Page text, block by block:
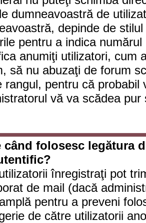
dumneavoastră de
depinde de
pentru a indica
anumiţi utilizatori, cum
să nu abuzaţi de forum
rangul, pentru că
vă va scădea
când folosesc legătura
înregistraţi pot
de mail (dacă
pentru a preveni
de către utilizatorii